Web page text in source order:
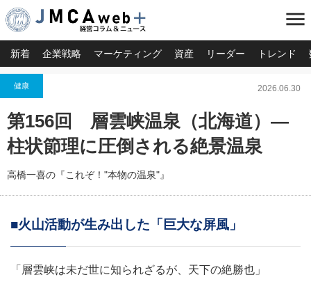
menu
新着 企業戦略 マーケティング 資産 リーダー トレンド
健康 2026.06.30
第156回 層雲峡温泉（北海道）―
柱状節理に圧倒される絶景温泉
高橋一喜の『これぞ！"本物の温泉"』
■火山活動が生み出した「巨大な屏風」
「層雲峡は未だ世に知られざるが、天下の絶勝也」